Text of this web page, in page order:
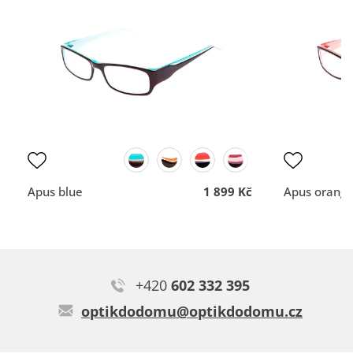
DOPORUČUJE OBCHOD
Kvalita
komunikace
DOPORUČUJE
Kvalita
komunikace
Apus blue 1 899 Kč Apus orange
+420 602 332 395
optikdodomu@optikdodomu.cz